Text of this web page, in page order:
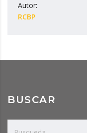
Autor:
RCBP
BUSCAR